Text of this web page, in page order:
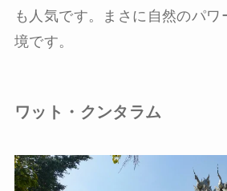
も人気です。まさに自然のパワ
境です。
ワット・クンタラム